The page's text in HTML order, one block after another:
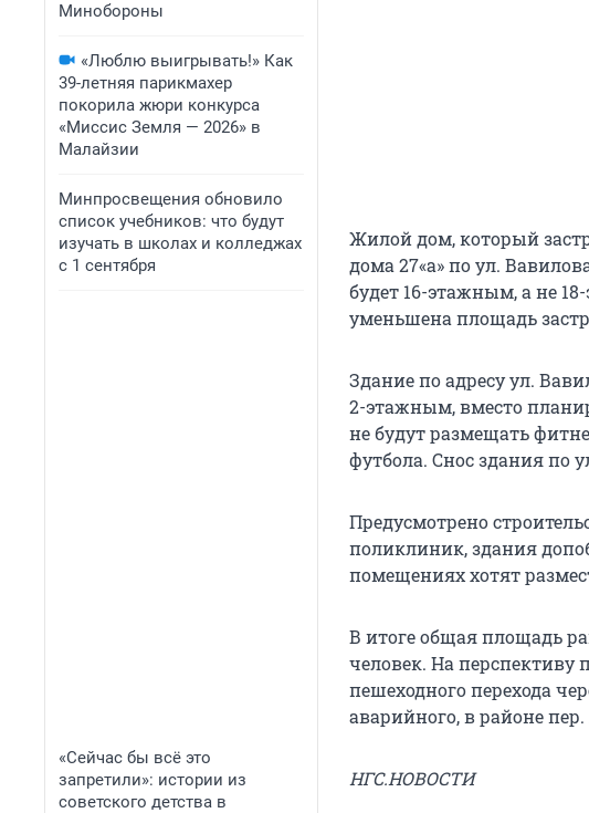
Минобороны
«Люблю выигрывать!» Как
39-летняя парикмахер
покорила жюри конкурса
«Миссис Земля — 2026» в
Малайзии
Минпросвещения обновило
список учебников: что будут
изучать в школах и колледжах
с 1 сентября
«Сейчас бы всё это
запретили»: истории из
советского детства в
Жилой дом, который
дома 27«а» по ул.
будет 16-этажным, а не
уменьшена площадь
Здание по адресу ул.
2-этажным, вместо
не будут размещать
футбола. Снос здания по
Предусмотрено
поликлиник, здания
помещениях хотят
В итоге общая площадь
человек. На перспективу
пешеходного перехода
аварийного, в районе
НГС.НОВОСТИ